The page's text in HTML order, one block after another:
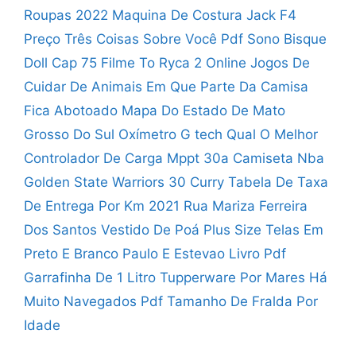
Roupas 2022 Maquina De Costura Jack F4
Preço Três Coisas Sobre Você Pdf Sono Bisque
Doll Cap 75 Filme To Ryca 2 Online Jogos De
Cuidar De Animais Em Que Parte Da Camisa
Fica Abotoado Mapa Do Estado De Mato
Grosso Do Sul Oxímetro G tech Qual O Melhor
Controlador De Carga Mppt 30a Camiseta Nba
Golden State Warriors 30 Curry Tabela De Taxa
De Entrega Por Km 2021 Rua Mariza Ferreira
Dos Santos Vestido De Poá Plus Size Telas Em
Preto E Branco Paulo E Estevao Livro Pdf
Garrafinha De 1 Litro Tupperware Por Mares Há
Muito Navegados Pdf Tamanho De Fralda Por
Idade